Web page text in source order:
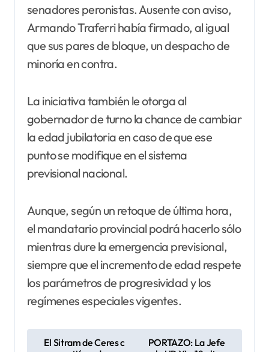
senadores peronistas. Ausente con aviso,
Armando Traferri había firmado, al igual
que sus pares de bloque, un despacho de
minoría en contra.
La iniciativa también le otorga al
gobernador de turno la chance de cambiar
la edad jubilatoria en caso de que ese
punto se modifique en el sistema
previsional nacional.
Aunque, según un retoque de última hora,
el mandatario provincial podrá hacerlo sólo
mientras dure la emergencia previsional,
siempre que el incremento de edad respete
los parámetros de progresividad y los
regímenes especiales vigentes.
El Sitram de Ceres c
PORTAZO: La Jefe